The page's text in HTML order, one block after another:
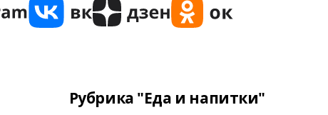
Рубрика "Еда и напитки"